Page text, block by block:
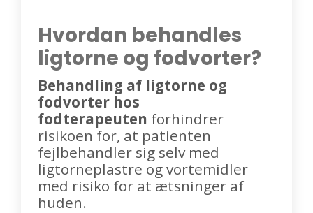
Hvordan behandles
ligtorne og fodvorter?
Behandling af ligtorne og
fodvorter hos
fodterapeuten forhindrer
risikoen for, at patienten
fejlbehandler sig selv med
ligtorneplastre og vortemidler
med risiko for at ætsninger af
huden.